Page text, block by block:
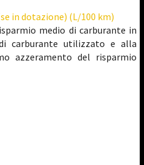
in dotazione) (L/100 km)
medio di carburante in
carburante utilizzato e alla
azzeramento del risparmio